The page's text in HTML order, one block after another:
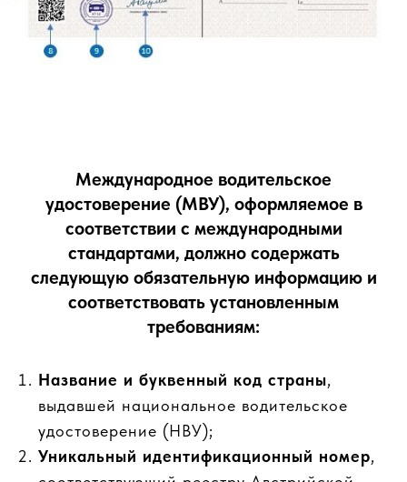
Международное водительское
удостоверение (МВУ), оформляемое в
соответствии с международными
стандартами, должно содержать
следующую обязательную информацию и
соответствовать установленным
требованиям:
Название и буквенный код страны,
выдавшей национальное водительское
удостоверение (НВУ);
Уникальный идентификационный номер,